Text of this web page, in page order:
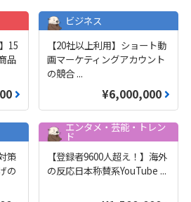
15
品
ビジネス
【20社以上利用】ショート動
画マーケティングアカウント
の競合...
¥6,000,000
策
の
エンタメ・芸能・トレン
ド
【登録者9600人超え！】海外
の反応日本称賛系YouTube ...